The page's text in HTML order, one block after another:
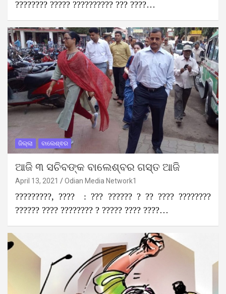
???????? ????? ?????????? ??? ????…
ଜିଲ୍ଲା ବାଲେଶ୍ଵର
ଆଜି ୩ ସଚିବଙ୍କ ବାଲେଶ୍ବର ଗସ୍ତ ଆଜି
April 13, 2021 Odian Media Network1
?????????, ???? : ??? ?????? ? ?? ???? ????????
?????? ???? ???????? ? ????? ???? ????…